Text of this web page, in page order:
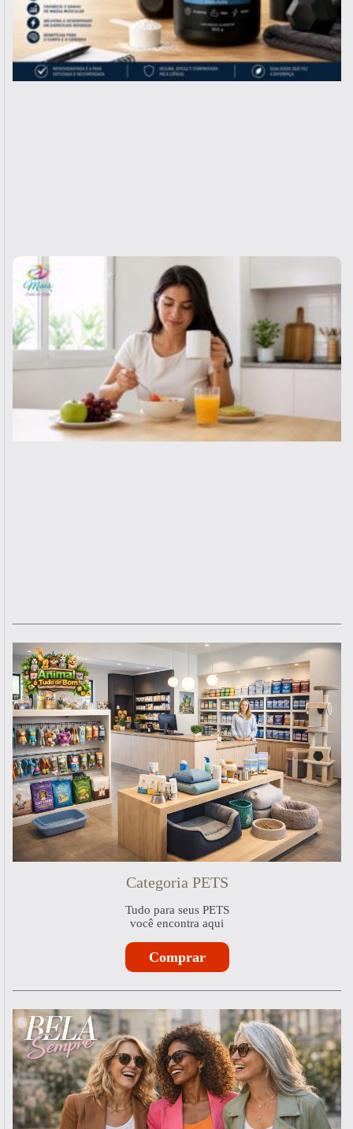
Categoria PETS
Tudo para seus PETS
você encontra aqui
Comprar